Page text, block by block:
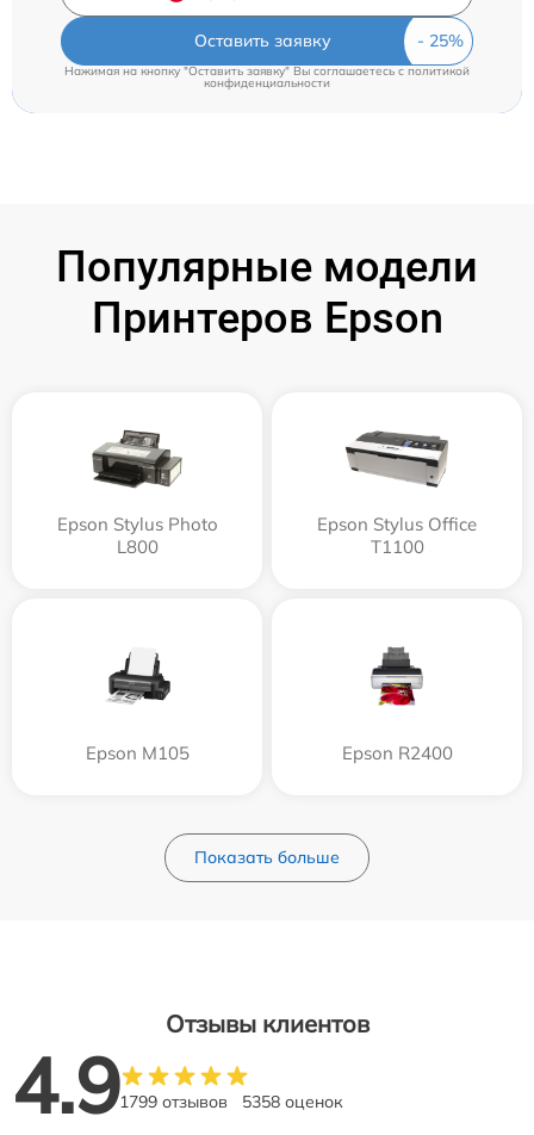
Оставить заявку
Нажимая на кнопку "Оставить заявку" Вы соглашаетесь c политикой
конфиденциальности
Популярные модели
Принтеров Epson
Epson Stylus Photo
L800
Epson Stylus Office
T1100
Epson M105 Epson R2400
Показать больше
Отзывы клиентов
4.91799 отзывов 5358 оценок